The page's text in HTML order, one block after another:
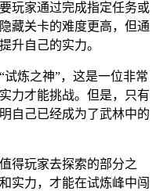
玩家通过完成指定任务或
藏关卡的难度更高，但通
升自己的实力。
炼之神”，这是一位非常
力才能挑战。但是，只有
自己已经成为了武林中的
得玩家去探索的部分之
实力，才能在试炼峰中闯